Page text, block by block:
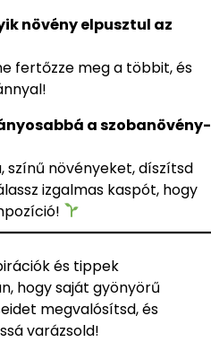
növény elpusztul az
fertőzze meg a többit, és
a szobanövény-
színű növényeket, díszítsd
izgalmas kaspót, hogy
és tippek
hogy saját gyönyörű
megvalósítsd, és
varázsold!